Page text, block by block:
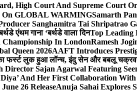
High Court And Supreme Court
On GLOBAL WARMINGSamarth
Sanghamitra Tai Shripatrao
एंथम गाना ‘बर्थडे वाला दिनTop Leading
In LondonRamesh
Queen 2026AAFT Introduces
का फर्स्ट लुक हुआ लॉन्च, इंदु सेन और बबलू
Director Sajan Agarwal Featuring
And Her First Collaboration
26 ReleaseAnuja Sahai Explores